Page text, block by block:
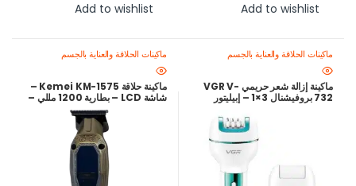
Add to wishlist
Add to wishlist
ماكينات الحلاقة والعناية بالجسم
ماكينة إزالة شعر حريمي VGR V-
732 بروفيشنال 3×1 – إبيليتور
ماكينات الحلاقة والعناية بالجسم
ماكينة حلاقة Kemei KM-1575 –
شاشة LCD – بطارية 1200 مللي –